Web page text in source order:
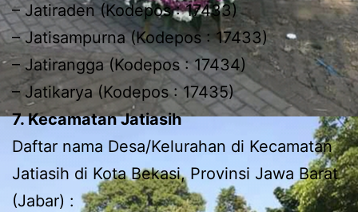
– Jatiraden (Kodepos : 17433)
– Jatisampurna (Kodepos : 17433)
– Jatirangga (Kodepos : 17434)
– Jatikarya (Kodepos : 17435)
7. Kecamatan Jatiasih
Daftar nama Desa/Kelurahan di Kecamatan
Jatiasih di Kota Bekasi, Provinsi Jawa Barat
(Jabar) :